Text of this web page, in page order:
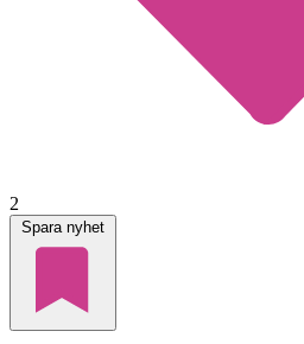
2
Spara nyhet